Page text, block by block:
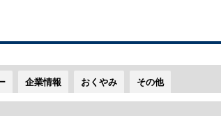
企業情報 おくやみ その他